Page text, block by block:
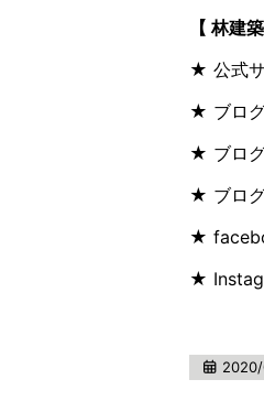
【 林建
★ 公式
★ ブロ
★ ブロ
★ ブロ
★
★